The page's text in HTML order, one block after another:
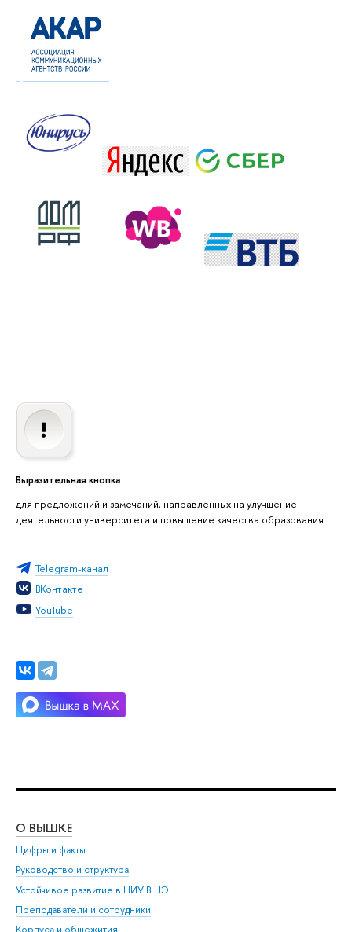
Выразительная кнопка
для предложений и замечаний, направленных на улучшение
деятельности университета и повышение качества образования
Telegram-канал
ВКонтакте
YouTube
О ВЫШКЕ
Цифры и факты
Руководство и структура
Устойчивое развитие в НИУ ВШЭ
Преподаватели и сотрудники